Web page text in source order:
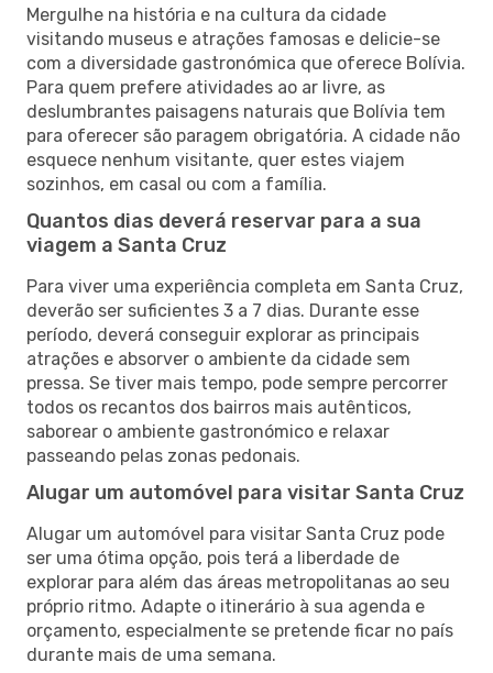
Mergulhe na história e na cultura da cidade
visitando museus e atrações famosas e delicie-se
com a diversidade gastronómica que oferece Bolívia.
Para quem prefere atividades ao ar livre, as
deslumbrantes paisagens naturais que Bolívia tem
para oferecer são paragem obrigatória. A cidade não
esquece nenhum visitante, quer estes viajem
sozinhos, em casal ou com a família.
Quantos dias deverá reservar para a sua
viagem a Santa Cruz
Para viver uma experiência completa em Santa Cruz,
deverão ser suficientes 3 a 7 dias. Durante esse
período, deverá conseguir explorar as principais
atrações e absorver o ambiente da cidade sem
pressa. Se tiver mais tempo, pode sempre percorrer
todos os recantos dos bairros mais autênticos,
saborear o ambiente gastronómico e relaxar
passeando pelas zonas pedonais.
Alugar um automóvel para visitar Santa Cruz
Alugar um automóvel para visitar Santa Cruz pode
ser uma ótima opção, pois terá a liberdade de
explorar para além das áreas metropolitanas ao seu
próprio ritmo. Adapte o itinerário à sua agenda e
orçamento, especialmente se pretende ficar no país
durante mais de uma semana.